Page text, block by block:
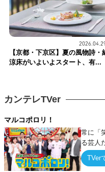
【京都・下京区】夏の風物詩・
涼床がいよいよスタート、有...
カンテレTVer
マルコポロリ！
常に「
る芸人
出でて
TVer